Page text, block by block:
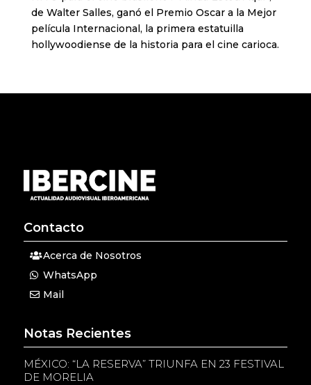
de Walter Salles, ganó el Premio Oscar a la Mejor
película Internacional, la primera estatuilla
hollywoodiense de la historia para el cine carioca.
Contacto
Acerca de Nosotros
WhatsApp
Mail
Notas Recientes
MÉXICO: “LA RESERVA” TRIUNFA EN 23 FESTIVAL
DE MORELIA